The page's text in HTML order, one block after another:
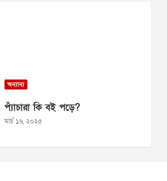
অন্যান্য
প্যাঁচারা কি বই পড়ে?
মার্চ ১৬, ২০২৫